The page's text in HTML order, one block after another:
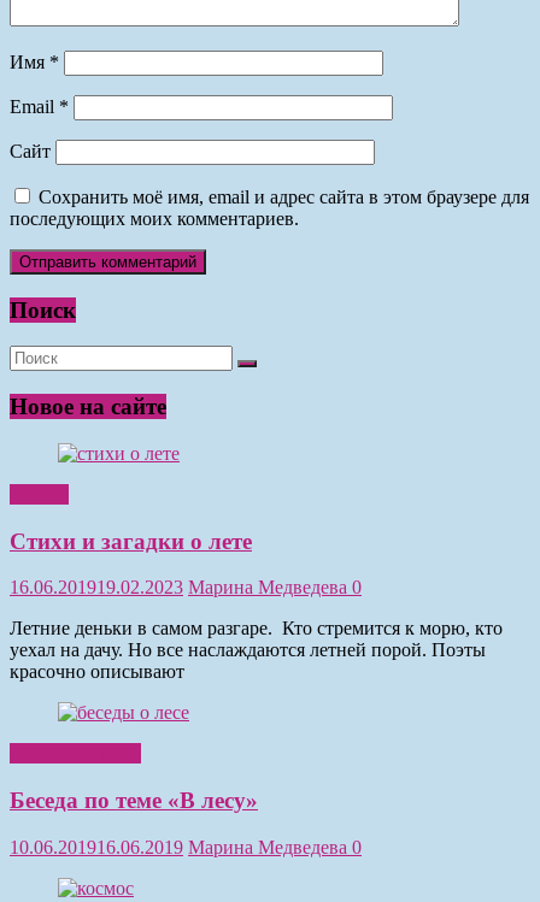
Имя *
Email *
Сайт
Сохранить моё имя, email и адрес сайта в этом браузере для
последующих моих комментариев.
Поиск
Новое на сайте
Стихи и загадки о лете
16.06.201919.02.2023 Марина Медведева 0
Летние деньки в самом разгаре. Кто стремится к морю, кто
уехал на дачу. Но все наслаждаются летней порой. Поэты
красочно описывают
Беседа по теме «В лесу»
10.06.201916.06.2019 Марина Медведева 0